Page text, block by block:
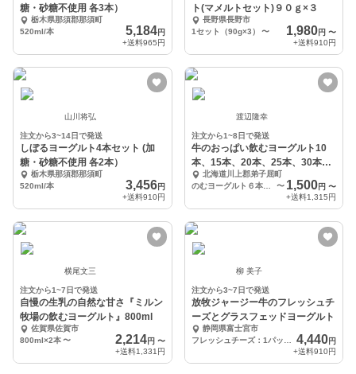
糖・砂糖不使用 各3本）
栃木県那須郡那須町
520ml/本
5,184円
+送料965円
ト(マメルトセット)９０ｇ×３
長野県長野市
1セット（90g×3）
〜 1,980円 〜
+送料910円
山川将弘
注文から3~14日で発送
しぼるヨーグルト4本セット (加
糖・砂糖不使用 各2本）
栃木県那須郡那須町
520ml/本
3,456円
+送料910円
渡辺隆幸
注文から1~8日で発送
牛のおっぱい飲むヨーグルト10
本、15本、20本、25本、30本セ
ットセット
北海道川上郡弟子屈町
のむヨーグルト６本セット
〜 1,500円 〜
+送料1,315円
横尾文三
注文から1~7日で発送
自慢の生乳の自然な甘さ『ミルン
牧場の飲むヨーグルト』800ml
佐賀県佐賀市
800ml×2本〜 2,214円 〜
+送料1,331円
柳 美子
注文から3~7日で発送
放牧ジャージー牛のフレッシュチ
ーズとグラスフェッドヨーグルト
静岡県富士宮市
4,440円
+送料910円